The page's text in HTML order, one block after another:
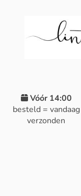
Vóór 14:00
besteld = vandaag
verzonden